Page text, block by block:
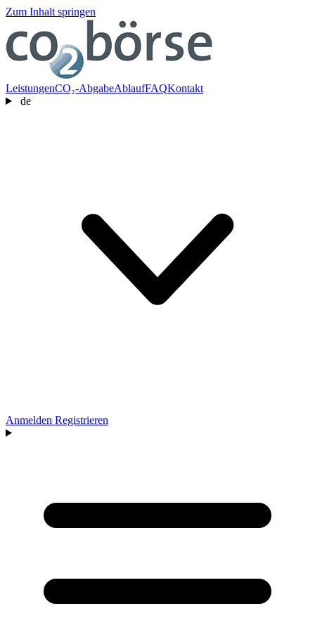
Zum Inhalt springen
LeistungenCO₂-AbgabeAblaufFAQKontakt
de
Anmelden Registrieren